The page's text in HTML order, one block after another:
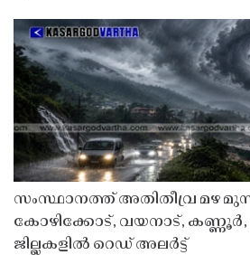
സംസ്ഥാനത്ത് അതിതീവ്ര മഴ
കോഴിക്കോട്, വയനാട്,
ജില്ലകളിൽ റെഡ് അലർട്ട്